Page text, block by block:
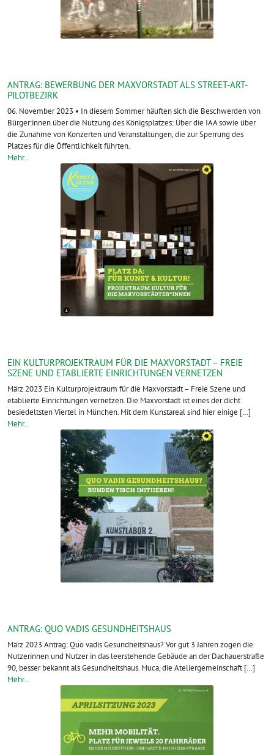
ANTRAG: BEWERBUNG DER MAXVORSTADT ALS STREET-ART-
PILOTBEZIRK
06. November 2023 • In diesem Sommer häuften sich die Beschwerden von
Bürger:innen über die Nutzung des Königsplatzes: Über die IAA sowie über
die Zunahme von Konzerten und Veranstaltungen, die zur Sperrung des
Platzes für die Öffentlichkeit führten.
Mehr…
EIN KULTURPROJEKTRAUM FÜR DIE MAXVORSTADT – FREIE
SZENE UND ETABLIERTE EINRICHTUNGEN VERNETZEN
März 2023 Ein Kulturprojektraum für die Maxvorstadt – Freie Szene und
etablierte Einrichtungen vernetzen. Die Maxvorstadt ist eines der dicht
besiedeltsten Viertel in München. Mit dem Kunstareal sind hier einige […]
Mehr…
ANTRAG: QUO VADIS GESUNDHEITSHAUS
März 2023 Antrag: Quo vadis Gesundheitshaus? Vor gut 3 Jahren zogen die
Nutzerinnen und Nutzer in das leerstehende Gebäude an der Dachauerstraße
90, besser bekannt als Gesundheitshaus. Muca, die Ateliergemeinschaft […]
Mehr…